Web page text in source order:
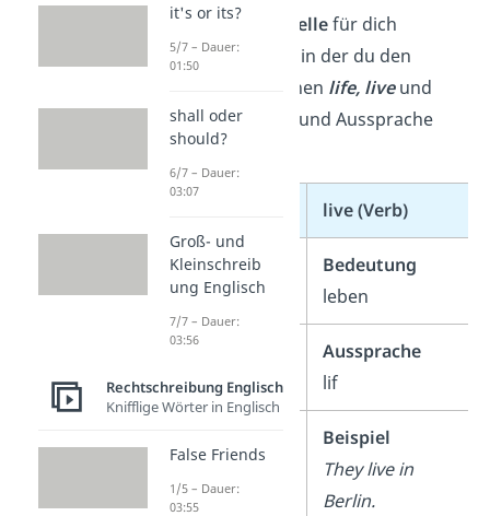
Wir haben eine Tabellefür dich
zusammengestellt, in der du den
zwischen life, liveund
livesin Bedeutung und Aussprache
erkennen kannst!
live (Verb)
Bedeutung
das Leben
Bedeutung
leben
Aussprache
laif
Aussprache
lif
(Das Leben ist
Beispiel
They live in
Berlin.
it's or its?
5/7 – Dauer:
01:50
shall oder
should?
6/7 – Dauer:
03:07
Groß- und
Kleinschreib
ung Englisch
7/7 – Dauer:
03:56
Rechtschreibung Englisch
Knifflige Wörter in Englisch
False Friends
1/5 – Dauer:
03:55